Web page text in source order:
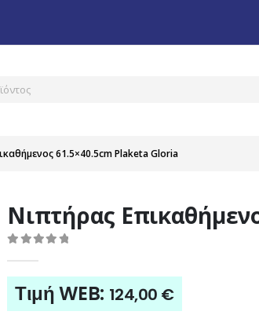
61.5×40.5cm Plaketa Gloria
Νιπτήρας
Τιμή WEB: 124,00 €